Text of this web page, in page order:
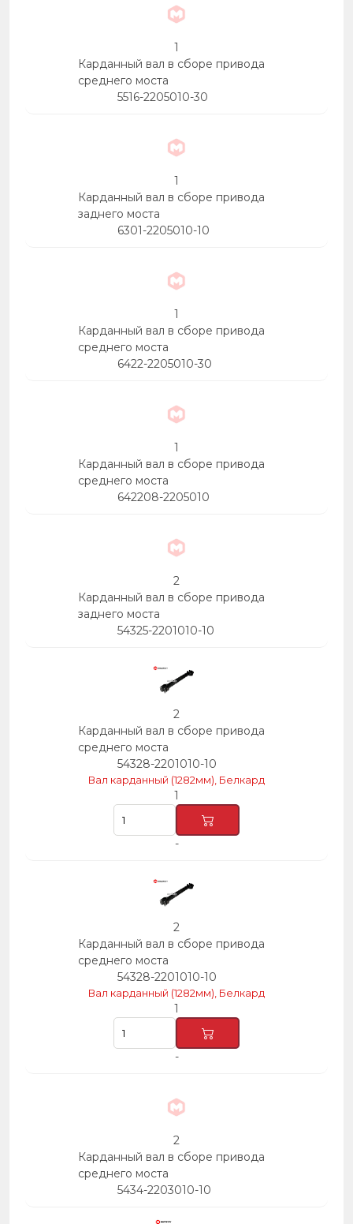
1
Карданный вал в сборе привода
среднего моста
5516-2205010-30
1
Карданный вал в сборе привода
заднего моста
6301-2205010-10
1
Карданный вал в сборе привода
среднего моста
6422-2205010-30
1
Карданный вал в сборе привода
среднего моста
642208-2205010
2
Карданный вал в сборе привода
заднего моста
54325-2201010-10
2
Карданный вал в сборе привода
среднего моста
54328-2201010-10
Вал карданный (1282мм), Белкард
1
-
2
Карданный вал в сборе привода
среднего моста
54328-2201010-10
Вал карданный (1282мм), Белкард
1
-
2
Карданный вал в сборе привода
среднего моста
5434-2203010-10